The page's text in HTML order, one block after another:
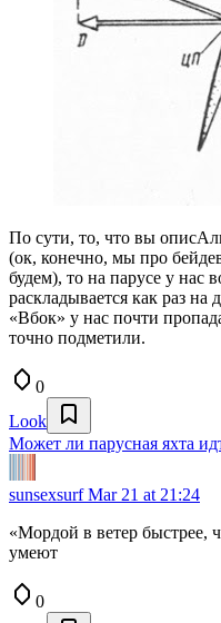
По сути, то, что вы
(ок, конечно, мы про
будем), то на парусе у нас
раскладывается как раз на
«Вбок» у нас почти
точно подметили.
0
Look
Может ли парусная яхта
sunsexsurfMar 21 at 21:24
«Мордой в ветер быстрее,
умеют
0